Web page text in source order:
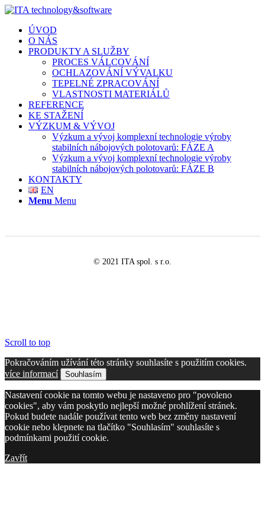
ÚVOD
O NÁS
PRODUKTY A SLUŽBY
PROCES VÁLCOVÁNÍ
OCHLAZOVÁNÍ VÝVALKU
TEPELNÉ ZPRACOVÁNÍ
VLASTNOSTI MATERIÁLŮ
REFERENCE
KE STAŽENÍ
VÝZKUM & VÝVOJ
Výzkum a vývoj komplexní technologie výroby
stabilních nábojových polotovarů: FÁZE A
Výzkum a vývoj komplexní technologie výroby
stabilních nábojových polotovarů: FÁZE B
KONTAKTY
EN
Menu Menu
© 2021 ITA spol. s r.o.
Scroll to top
Pokračováním užívání této stránky souhlasíte s použitím cookies.
více informací
Souhlasím
Nastavení cookie na tomto webu je nastaveno pro "povoleno
cookies", aby vám poskytlo nejlepší možné prohlížení stránek.
Pokud budete nadále používat tento web bez změny nastavení
cookie nebo klepnete na tlačítko "Souhlasím" souhlasíte s
podmínkami použití cookie.
Zavřít